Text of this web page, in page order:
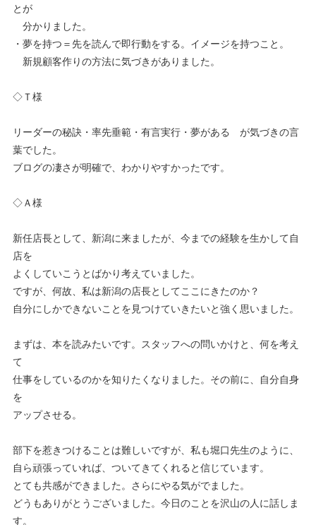
とが
分かりました。
・夢を持つ＝先を読んで即行動をする。イメージを持つこと。
新規顧客作りの方法に気づきがありました。
◇Ｔ様
リーダーの秘訣・率先垂範・有言実行・夢がある が気づきの言
葉でした。
ブログの凄さが明確で、わかりやすかったです。
◇Ａ様
新任店長として、新潟に来ましたが、今までの経験を生かして自
店を
よくしていこうとばかり考えていました。
ですが、何故、私は新潟の店長としてここにきたのか？
自分にしかできないことを見つけていきたいと強く思いました。
まずは、本を読みたいです。スタッフへの問いかけと、何を考え
て
仕事をしているのかを知りたくなりました。その前に、自分自身
を
アップさせる。
部下を惹きつけることは難しいですが、私も堀口先生のように、
自ら頑張っていれば、ついてきてくれると信じています。
とても共感ができました。さらにやる気がでました。
どうもありがとうございました。今日のことを沢山の人に話しま
す。